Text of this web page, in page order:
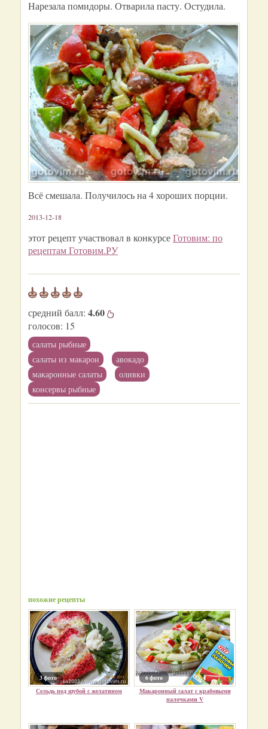
Нарезала помидоры. Отварила пасту. Остудила.
Всё смешала. Получилось на 4 хороших порции.
2013-12-18
этот рецепт участвовал в конкурсеГотовим: по
рецептам Готовим.РУ
средний балл: 4.60
голосов: 15
салаты рыбные
салаты из макарон
авокадо
макаронные салаты
оливки
консервы рыбные
похожие рецепты
3 фото
Сельдь под шубой с желатином
6 фото
Макаронный салат с крабовыми
палочками V